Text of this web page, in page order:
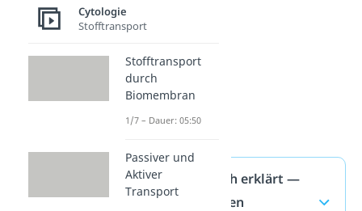
Osmose einfach erklärt —
häufigste Fragen
Cytologie
Stofftransport
Stofftransport
durch
Biomembran
1/7 – Dauer: 05:50
Passiver und
Aktiver
Transport